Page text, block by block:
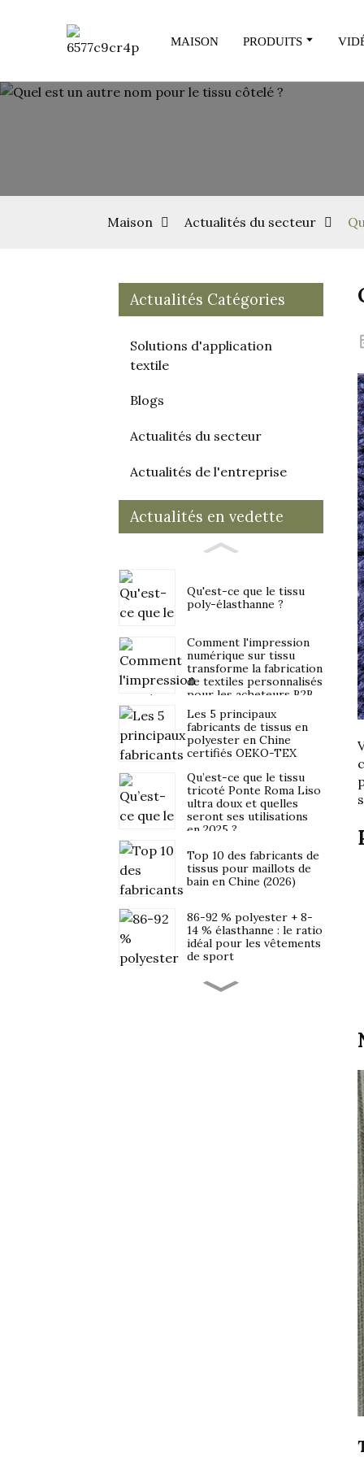
MAISON PRODUITS
Maison Actualités du secteur
Actualités Catégories
Solutions d'application
textile
Blogs
Actualités du secteur
Actualités de l'entreprise
Actualités en vedette
Qu'est-ce que le tissu
poly-élasthanne ?
Comment l'impression
numérique sur tissu
transforme la fabrication
de textiles personnalisés
pour les acheteurs B2B
en 2026
Les 5 principaux
fabricants de tissus en
polyester en Chine
certifiés OEKO-TEX
Qu’est-ce que le tissu
tricoté Ponte Roma Liso
ultra doux et quelles
seront ses utilisations
en 2025 ?
Top 10 des fabricants de
tissus pour maillots de
bain en Chine (2026)
86-92 % polyester + 8-
14 % élasthanne : le ratio
idéal pour les vêtements
de sport
Approvisionnement en
tissus pour vêtements